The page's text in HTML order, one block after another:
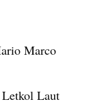
Marco
Laut